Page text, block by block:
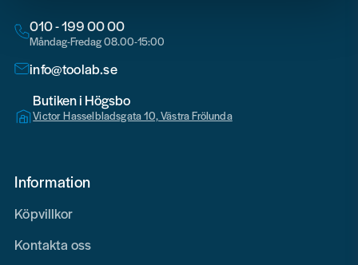
010 - 199 00 00
Måndag-Fredag 08.00-15:00
info@toolab.se
Butiken i Högsbo
Victor Hasselbladsgata 10, Västra Frölunda
Information
Köpvillkor
Kontakta oss